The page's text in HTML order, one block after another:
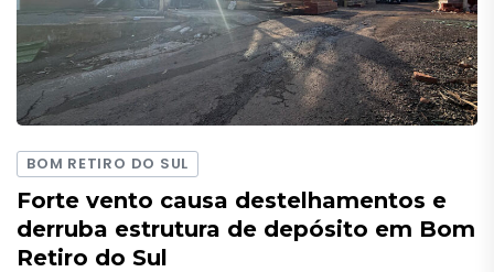
BOM RETIRO DO SUL
Forte vento causa destelhamentos e
derruba estrutura de depósito em Bom
Retiro do Sul